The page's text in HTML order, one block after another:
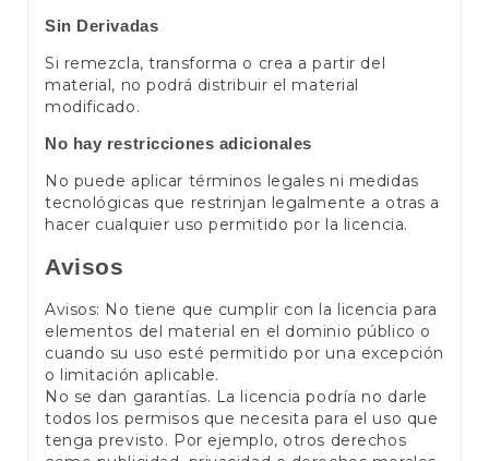
Sin Derivadas
Si remezcla, transforma o crea a partir del
material, no podrá distribuir el material
modificado.
No hay restricciones adicionales
No puede aplicar términos legales ni medidas
tecnológicas que restrinjan legalmente a otras a
hacer cualquier uso permitido por la licencia.
Avisos
Avisos: No tiene que cumplir con la licencia para
elementos del material en el dominio público o
cuando su uso esté permitido por una excepción
o limitación aplicable.
No se dan garantías. La licencia podría no darle
todos los permisos que necesita para el uso que
tenga previsto. Por ejemplo, otros derechos